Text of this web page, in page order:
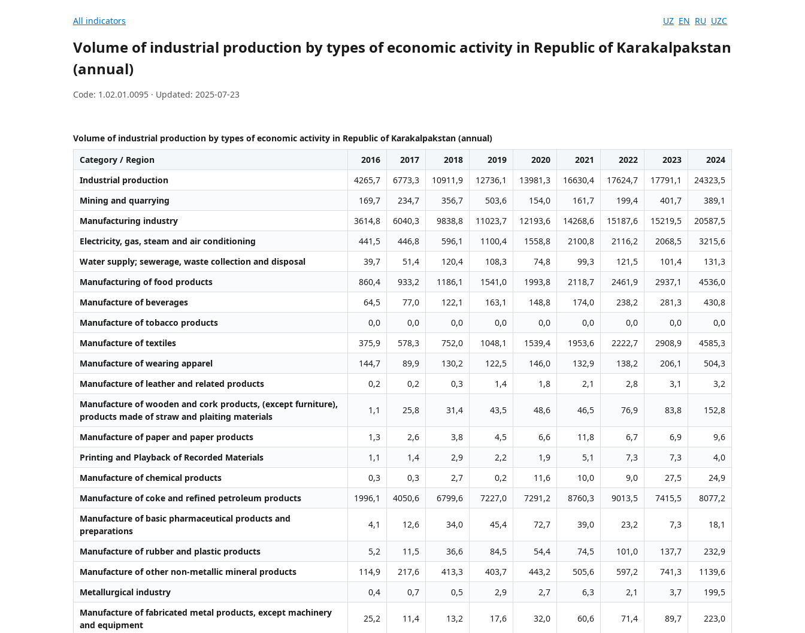
All indicators UZ EN RU UZC
Volume of industrial production by types of economic activity in Republic of Karakalpakstan
(annual)
Code: 1.02.01.0095 · Updated: 2025-07-23
Volume of industrial production by types of economic activity in Republic of Karakalpakstan (annual)
Category / Region
2016 2017 2018 2019 2020 2021 2022 2023
2024
Industrial production
4265,7 6773,3 10911,9 12736,1 13981,3 16630,4 17624,7 17791,1
24323,5
Mining and quarrying
169,7 234,7 356,7 503,6 154,0 161,7 199,4 401,7
389,1
Manufacturing industry
3614,8 6040,3 9838,8 11023,7 12193,6 14268,6 15187,6 15219,5
20587,5
Electricity, gas, steam and air conditioning
441,5 446,8 596,1 1100,4 1558,8 2100,8 2116,2 2068,5
3215,6
Water supply; sewerage, waste collection and disposal
39,7 51,4 120,4 108,3 74,8 99,3 121,5 101,4
131,3
Manufacturing of food products
860,4 933,2 1186,1 1541,0 1993,8 2118,7 2461,9 2937,1
4536,0
Manufacture of beverages
64,5 77,0 122,1 163,1 148,8 174,0 238,2 281,3
430,8
Manufacture of tobacco products
0,0 0,0 0,0 0,0 0,0 0,0 0,0 0,0
0,0
Manufacture of textiles
375,9 578,3 752,0 1048,1 1539,4 1953,6 2222,7 2908,9
4585,3
Manufacture of wearing apparel
144,7 89,9 130,2 122,5 146,0 132,9 138,2 206,1
504,3
Manufacture of leather and related products
0,2 0,2 0,3 1,4 1,8 2,1 2,8 3,1
3,2
Manufacture of wooden and cork products, (except furniture),
products made of straw and plaiting materials
1,1 25,8 31,4 43,5 48,6 46,5 76,9 83,8 152,8
Manufacture of paper and paper products 1,3 2,6 3,8 4,5 6,6 11,8 6,7 6,9
9,6
Printing and Playback of Recorded Materials
1,1 1,4 2,9 2,2 1,9 5,1 7,3 7,3
4,0
Manufacture of chemical products
0,3 0,3 2,7 0,2 11,6 10,0 9,0 27,5
24,9
Manufacture of coke and refined petroleum products
1996,1 4050,6 6799,6 7227,0 7291,2 8760,3 9013,5 7415,5
8077,2
Manufacture of basic pharmaceutical products and
preparations
4,1 12,6 34,0 45,4 72,7 39,0 23,2 7,3 18,1
Manufacture of rubber and plastic products 5,2 11,5 36,6 84,5 54,4 74,5 101,0 137,7
232,9
Manufacture of other non-metallic mineral products
114,9 217,6 413,3 403,7 443,2 505,6 597,2 741,3
1139,6
Metallurgical industry
0,4 0,7 0,5 2,9 2,7 6,3 2,1 3,7
199,5
Manufacture of fabricated metal products, except machinery
and equipment
25,2 11,4 13,2 17,6 32,0 60,6 71,4 89,7 223,0